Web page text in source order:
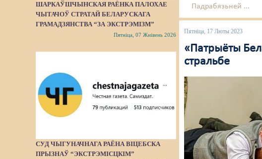
ШАРКАЎШЧЫНСКАЯ РАЁНКА ПАЛОХАЕ
ЧЫТАЧОЎ СТРАТАЙ БЕЛАРУСКАГА
ГРАМАДЗЯНСТВА “ЗА ЭКСТРЭМІЗМ”
Пятніца, 07 Жнівень 2026
СУД ЧЫГУНАЧНАГА РАЁНА ВІЦЕБСКА
ПРЫЗНАЎ “ЭКСТРЭМІСЦКІМ”
Падрабязьней ...
Пятніца, 17 Люты 2023
«Патрыёты
стральбе